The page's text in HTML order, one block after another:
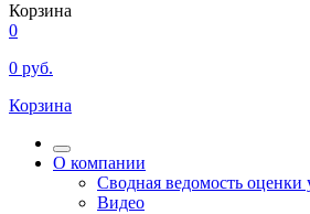
Корзина
0
0 руб.
Корзина
О компании
Сводная ведомость оценки
Видео